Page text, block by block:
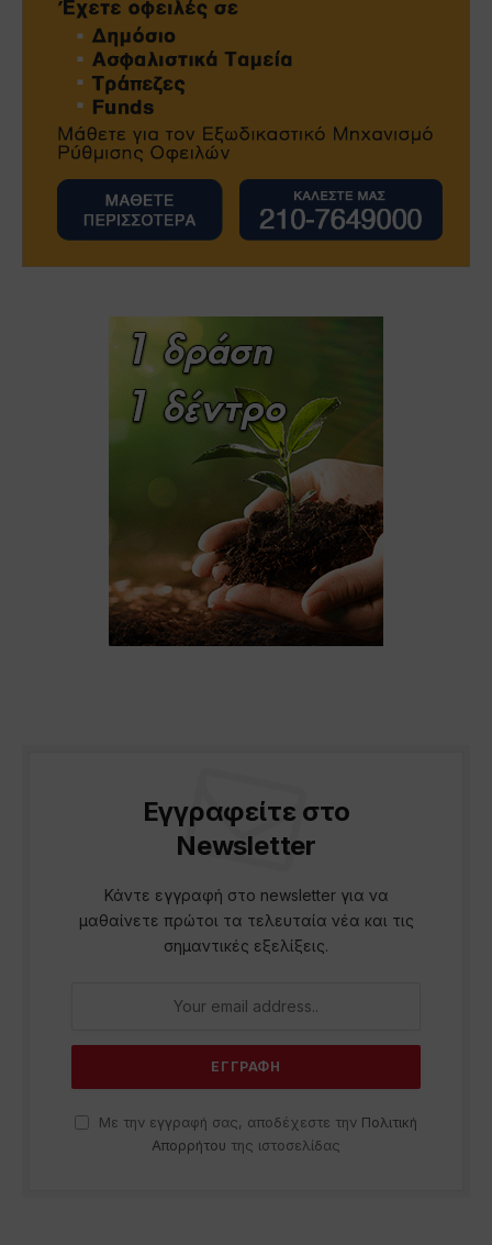
Εγγραφείτε στο
Newsletter
Κάντε εγγραφή στο newsletter για να
μαθαίνετε πρώτοι τα τελευταία νέα και τις
σημαντικές εξελίξεις.
Με την εγγραφή σας, αποδέχεστε την Πολιτική
Απορρήτου της ιστοσελίδας